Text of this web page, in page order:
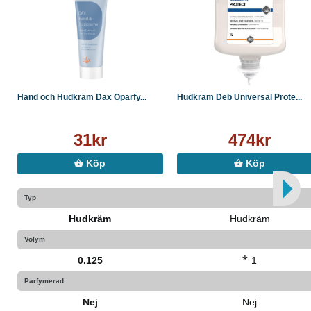
Hand och Hudkräm Dax Oparfy...
31kr
Köp
Hudkräm Deb Universal Prote...
474kr
Köp
Typ
Hudkräm Hudkräm
Volym
0.125 * 1
Parfymerad
Nej Nej